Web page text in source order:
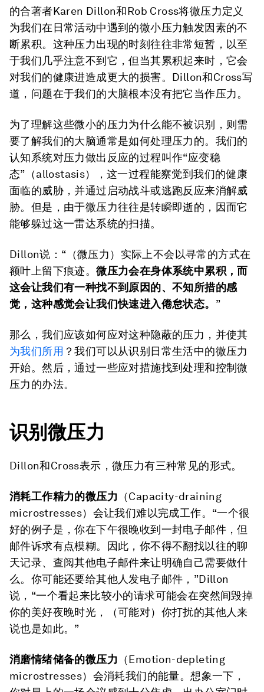
的合著者Karen Dillon和Rob Cross将微压力定义
为我们在日常活动中遇到的微小压力触发因素的不
断累积。这种压力出现的时刻往往非常短暂，以至
于我们几乎注意不到它，但当其累积起来时，它会
对我们的健康进造成更大的损害。Dillon和Cross写
道，问题在于我们的大脑根本没有把它当作压力。
为了理解这些微小的压力为什么能不被识别，则需
要了解我们的大脑通常是如何处理压力的。我们的
认知系统对压力做出反应的过程叫作“应变稳
态”（allostasis），这一过程能察觉到我们的健康
面临的威胁，并通过启动战斗或逃跑反应来消解威
胁。但是，由于微压力往往是转瞬即逝的，因而它
能够躲过这一雷达系统的扫描。
Dillon说：“（微压力）实际上不会以寻常的方式在
额叶上留下痕迹。微压力会在身体系统中累积，而
这会让我们有一种找不到原因的、不知所措的感
觉， 这种感觉会让我们快速进入倦怠状态。 ”
那么，我们应该如何应对这种隐蔽的压力，并使其
为我们所用 ？我们可以从识别日常生活中的微压力
开始。然后，通过一些应对措施找到处理和控制微
压力的办法。
识别微压力
Dillon和Cross表示，微压力有三种常见的形式。
消耗工作精力的微压力 （Capacity-draining
microstresses）会让我们难以完成工作。“一个很
好的例子是，你在下午很晚收到一封电子邮件，但
邮件诉求有点模糊。因此，你不得不翻找以往的聊
天记录、查阅其他电子邮件来让明确自己需要做什
么。你可能还要给其他人发电子邮件，”Dillon
说，“一个看起来比较小的请求可能会在突然间毁掉
你的美好夜晚时光，（可能对）你打扰的其他人来
说也是如此。”
消磨情绪储备的微压力 （Emotion-depleting
microstresses）会消耗我们的能量。想象一下，